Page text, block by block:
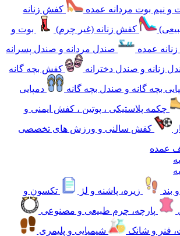
و نیم بوت مردانه عمده
کفش زنانه
کفش زنانه (غیر چرم)
بوت و
عمده
صندل مردانه و صندل پسرانه
زنانه و صندل دخترانه
کفش بچه گانه
بچه گانه و صندل بچه گانه
دمپایی
چکمه پلاستیکی ، پوتین ، کفش ایمنی و
کفش سالنی و ورزش های تخصصی
عمده
بند
زیره، پاشنه و لژ
تکسون و
پارچه، چرم طبیعی و مصنوعی
فنر و شانک
شیمیایی و پلیمری